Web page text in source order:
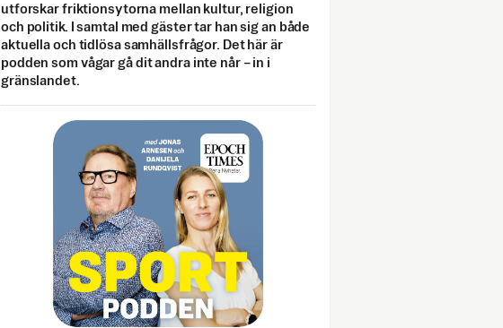
utforskar friktionsytorna mellan kultur, religion
och politik. I samtal med gäster tar han sig an både
aktuella och tidlösa samhällsfrågor. Det här är
podden som vågar gå dit andra inte når – in i
gränslandet.